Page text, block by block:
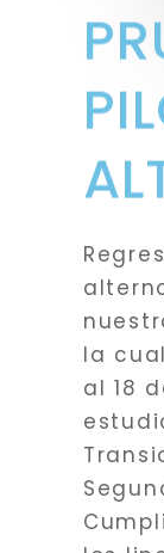
la
al 18